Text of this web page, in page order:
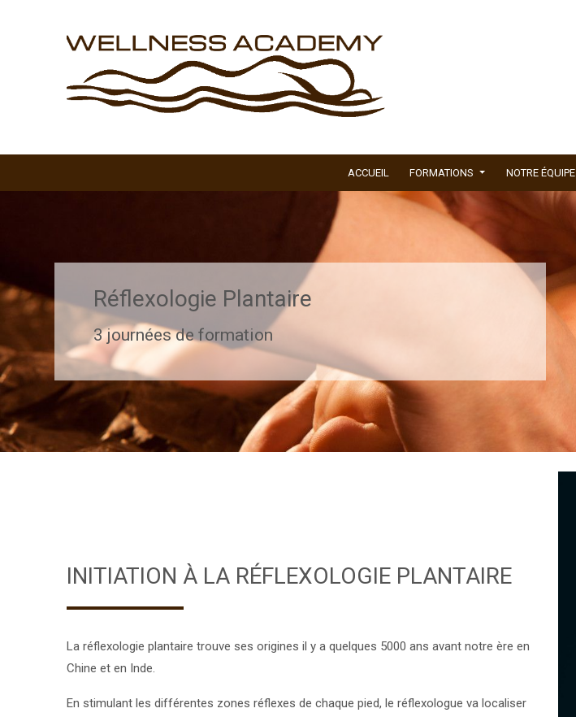
ACCUEIL FORMATIONS NOTRE ÉQUIPE
Réflexologie Plantaire
3 journées de formation
INITIATION À LA RÉFLEXOLOGIE PLANTAIRE
La réflexologie plantaire trouve ses origines il y a quelques 5000 ans avant notre ère en
Chine et en Inde.
En stimulant les différentes zones réflexes de chaque pied, le réflexologue va localiser